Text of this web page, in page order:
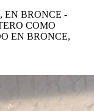
EN BRONCE -
COMO
EN BRONCE,